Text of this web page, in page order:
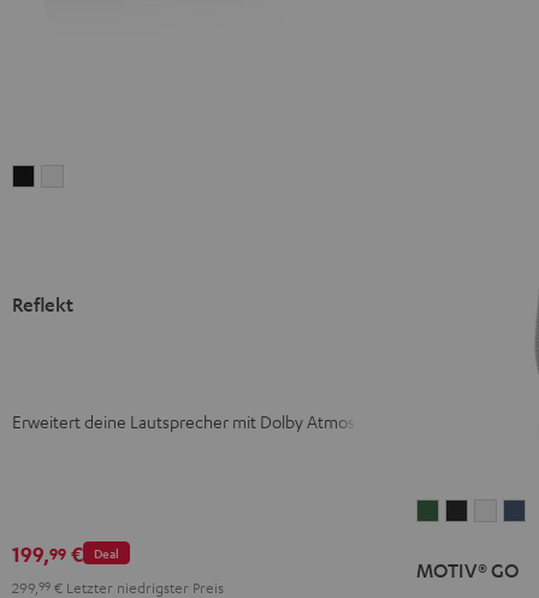
Reflekt
Erweitert deine Lautsprecher mit Dolby Atmos
Deal
199,99 €
299, 99 € Letzter niedrigster Preis
Ivy NightSilver
MOTIV® GO